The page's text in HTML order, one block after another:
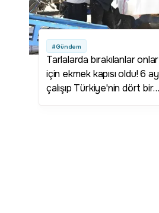
#Gündem
Tarlalarda bırakılanlar onlar
için ekmek kapısı oldu! 6 ay
çalışıp Türkiye'nin dört bir